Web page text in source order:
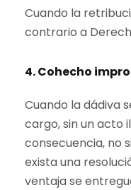
Cuando la
contrario a
4. Cohecho
Cuando la dádiva
cargo, sin un acto
consecuencia, no
exista una
ventaja se